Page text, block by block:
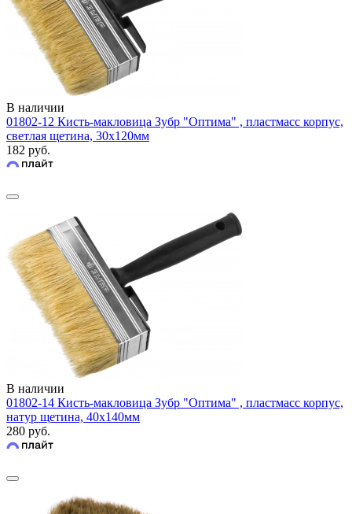
В наличии
01802-12 Кисть-макловица Зубр "Оптима" , пластмасс корпус,
светлая щетина, 30х120мм
182 руб.
В наличии
01802-14 Кисть-макловица Зубр "Оптима" , пластмасс корпус,
натур щетина, 40х140мм
280 руб.